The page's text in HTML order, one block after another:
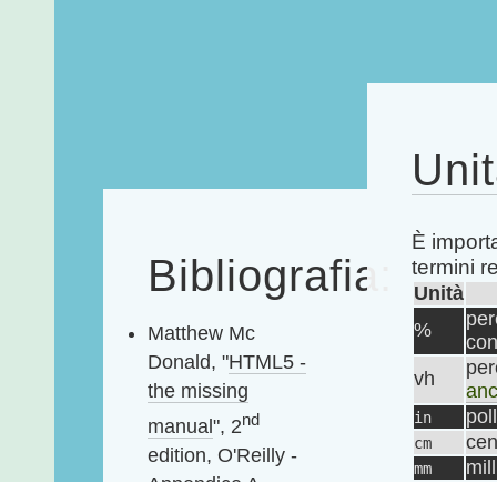
Bibliografia:
Matthew Mc
Donald, "HTML5 -
the missing
manual", 2nd
edition, O'Reilly -
È
termini
Unità
%
vh
in
cm
mm